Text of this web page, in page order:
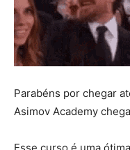
Parabéns por chegar
Asimov Academy
Esse curso é uma